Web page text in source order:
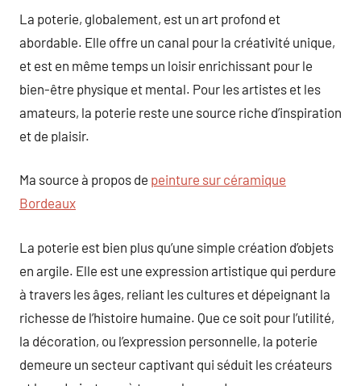
La poterie, globalement, est un art profond et
abordable. Elle offre un canal pour la créativité unique,
et est en même temps un loisir enrichissant pour le
bien-être physique et mental. Pour les artistes et les
amateurs, la poterie reste une source riche d’inspiration
et de plaisir.
Ma source à propos de peinture sur céramique
Bordeaux
La poterie est bien plus qu’une simple création d’objets
en argile. Elle est une expression artistique qui perdure
à travers les âges, reliant les cultures et dépeignant la
richesse de l’histoire humaine. Que ce soit pour l’utilité,
la décoration, ou l’expression personnelle, la poterie
demeure un secteur captivant qui séduit les créateurs